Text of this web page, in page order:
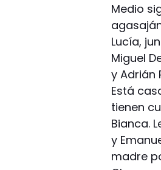
Medio
Lucía,
Miguel
y Adrián
Está
tienen
Bianca.
y
madre